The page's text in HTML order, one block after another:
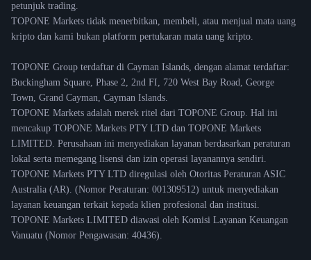
petunjuk trading.
TOPONE Markets tidak menerbitkan, membeli, atau menjual mata uang
kripto dan kami bukan platform pertukaran mata uang kripto.
TOPONE Group terdaftar di Cayman Islands, dengan alamat terdaftar:
Buckingham Square, Phase 2, 2nd FI, 720 West Bay Road, George
Town, Grand Cayman, Cayman Islands.
TOPONE Markets adalah merek ritel dari TOPONE Group. Hal ini
mencakup TOPONE Markets PTY LTD dan TOPONE Markets
LIMITED. Perusahaan ini menyediakan layanan berdasarkan peraturan
lokal serta memegang lisensi dan izin operasi layanannya sendiri.
TOPONE Markets PTY LTD diregulasi oleh Otoritas Peraturan ASIC
Australia (AR). (Nomor Peraturan: 001309512) untuk menyediakan
layanan keuangan terkait kepada klien profesional dan institusi.
TOPONE Markets LIMITED diawasi oleh Komisi Layanan Keuangan
Vanuatu (Nomor Pengawasan: 40436).